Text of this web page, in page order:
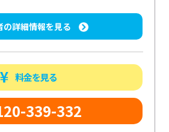
の詳細情報を見る
料金を見る
339-332